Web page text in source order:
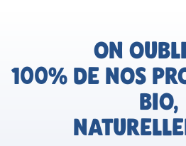
ON
100% DE NOS
BIO,